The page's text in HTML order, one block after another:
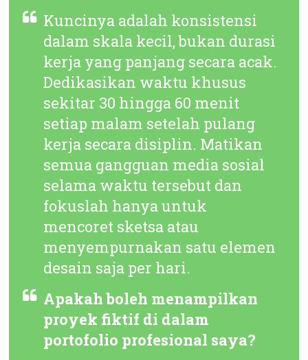
Kuncinya adalah konsistensi
dalam skala kecil, bukan durasi
kerja yang panjang secara acak.
Dedikasikan waktu khusus
sekitar 30 hingga 60 menit
setiap malam setelah pulang
kerja secara disiplin. Matikan
semua gangguan media sosial
selama waktu tersebut dan
fokuslah hanya untuk
mencoret sketsa atau
menyempurnakan satu elemen
desain saja per hari.
Apakah boleh menampilkan
proyek fiktif di dalam
portofolio profesional saya?